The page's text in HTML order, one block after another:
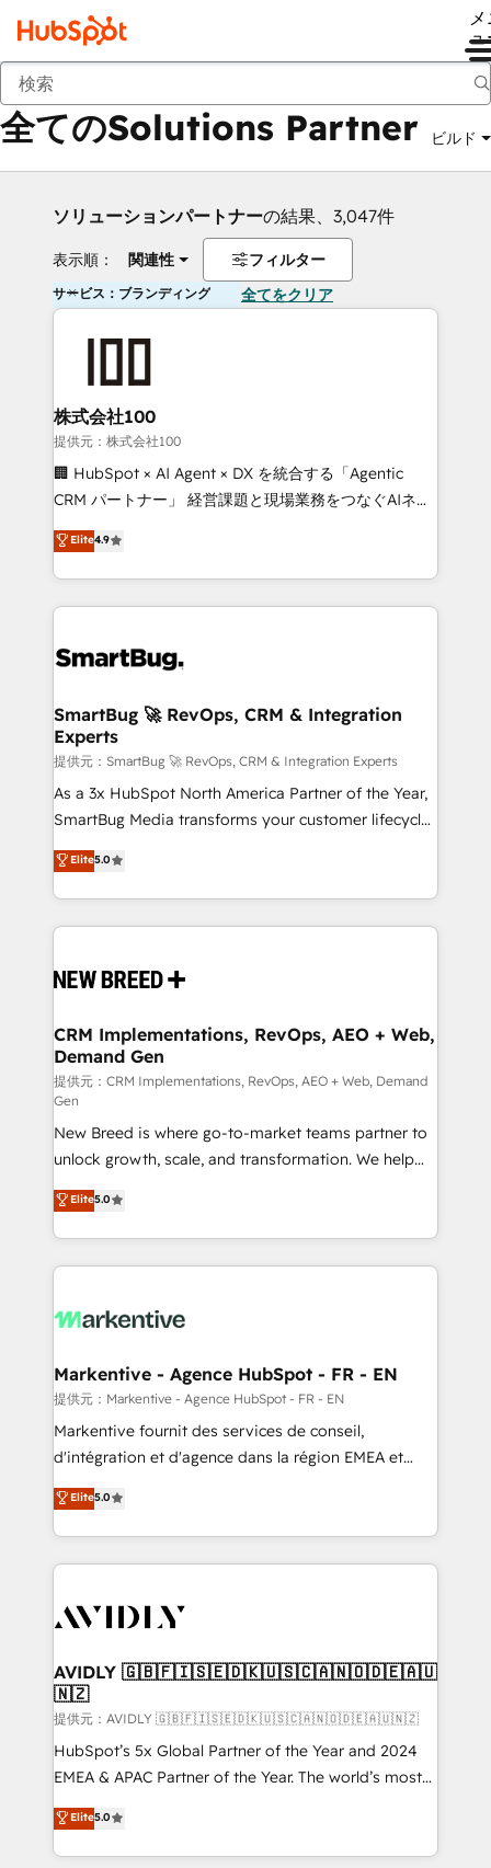
ュ
戻る
全てのSolutions Partner ビルド
ソリューションパートナーの結果、3,047件
表示順： 関連性 フィルター
サービス：ブランディング 全てをクリア
株式会社100
提供元：株式会社100
🏢 HubSpot × AI Agent × DX を統合する「Agentic
CRM パートナー」 経営課題と現場業務をつなぐAIネイ
ティブ・エージェンシーとして、HubSpot Eliteの実装
力で顧客フロント業務を再設計します。 💡 100inc は何
をする会社か？ HubSpotを共通基盤に、AIエージェン
トを組み込んだ顧客フロント業務（マーケティング・営
ィブ・エージェンシーです。事業部・グループ会社・部
を、CRMを軸とした全社共通基盤に再構築します。意
思決定者・PMO・現場担当者に並走します。 1️⃣
HubSpot導入・活用支援 顧客データの一元化から、
GTMの見える化・自動化まで。全Hub統合運用、デー
タ品質設計、グループ横断のCRM統合に対応します。
の一部をAIが自律実行する組織への移行を設計・実装。
Breeze・Claude等をHubSpotと連携させ、役割定義・
革を、構想から実装・定着までPMOとして主導。「設
の統合・浸透・変革管理を実行します。 ▸ CMS戦略設
計・構築：リード獲得・CVR・SEOを前提にした情報設
計・導線設計・テンプレート設計をContent Hubで一体
提供。 ▸ 既存CRM・MAからの移行支援：Salesforce・
Marketo・Pardot等からの移行、カスタム設計、履歴
データ移行と活用設計まで。 ▸ AEO対応：ChatGPT・
ンツとサイト構造を最適化。 🏆 なぜ100incを選ぶの
か？ ✓ HubSpot Eliteパートナー認定 ✓ HubSpotアワ
ード受賞・HUGリーダー ✓ ISO27001:2022 /
HubSpot大百科 出版 CRM・AI活用に関するご相談、現
せください。
Elite4.9
SmartBug 🚀 RevOps, CRM & Integration
Experts
提供元：SmartBug 🚀 RevOps, CRM & Integration Experts
As a 3x HubSpot North America Partner of the Year,
SmartBug Media transforms your customer lifecycle
into a revenue engine. Our unified ecosystem
includes specialized divisions Globalia (AI &
Software) and Point Success Media (Paid Media),
making this the official home for all three brands. 🔄
and system integrations powered by Globalia’s
trainers to drive platform adoption. 📈 Revenue
Generation - Full-funnel marketing and high-
performance advertising via Point Success Media. -
Expert deployment of Breeze AI and custom agents
to automate growth. 🏆 Elite Excellence - 8 platform
accreditations and deep HIPAA-compliance
expertise. - A team of 250+ experts dedicated to
your resilient growth.
Elite5.0
CRM Implementations, RevOps, AEO + Web,
Demand Gen
提供元：CRM Implementations, RevOps, AEO + Web, Demand
Gen
New Breed is where go-to-market teams partner to
unlock growth, scale, and transformation. We help
companies activate HubSpot’s AI-powered
customer platform and operationalize HubSpot’s
Loop Marketing framework through expert-led
services, smart agents, and purpose-built apps,
results, fast. ⚙️CRM & RevOps: Align all Hubs to your
🎯Demand Gen & ABM: Drive pipeline with inbound,
ABM, AEO, SEO, & paid media. 👩‍💻Web Design:
Build high-performing websites with UX, messaging,
& conversion strategy that drive results. 🤖AI
AI, & maximize AEO with tailored AI services. 🧩
Integrations: Extend HubSpot with custom
Elite5.0
Markentive - Agence HubSpot - FR - EN
提供元：Markentive - Agence HubSpot - FR - EN
Markentive fournit des services de conseil,
d'intégration et d'agence dans la région EMEA et
North America. Avec plus de 115 experts en
marketing automation, Growth, Revops, CRM et
webdesign. Markentive is both a consulting firm, a
digital agency and an integrator. With over 115
CRM and webdesign (We focus on EMEA - USA
Elite5.0
AVIDLY 🇬🇧🇫🇮🇸🇪🇩🇰🇺🇸🇨🇦🇳🇴🇩🇪🇦🇺
🇳🇿
提供元：AVIDLY 🇬🇧🇫🇮🇸🇪🇩🇰🇺🇸🇨🇦🇳🇴🇩🇪🇦🇺🇳🇿
HubSpot’s 5x Global Partner of the Year and 2024
EMEA & APAC Partner of the Year. The world’s most
experienced and fully accredited HubSpot Solutions
Partner. 🚀 With 2,750+ HubSpot projects delivered
and 370+ specialists across EMEA, APAC and NAM,
Elite5.0